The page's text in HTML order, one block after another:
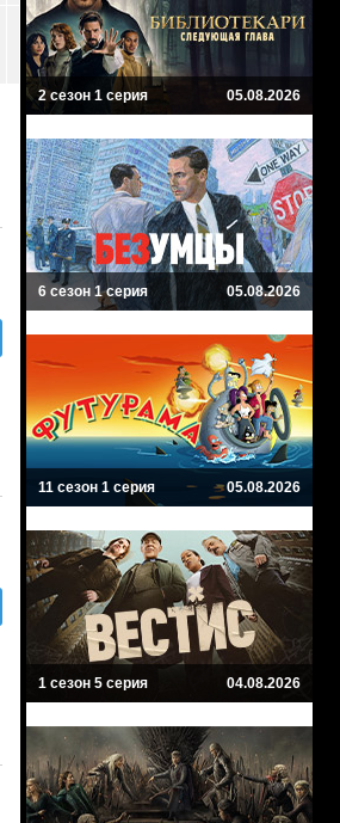
2 сезон 1 серия 05.08.2026
6 сезон 1 серия 05.08.2026
11 сезон 1 серия 05.08.2026
1 сезон 5 серия 04.08.2026